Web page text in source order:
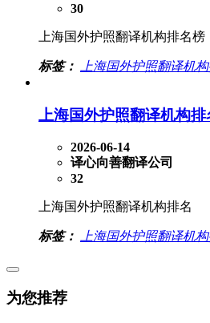
30
上海国外护照翻译机构排名榜
标签： 上海国外护照翻译机
上海国外护照翻译机构排
2026-06-14
译心向善翻译公司
32
上海国外护照翻译机构排名
标签： 上海国外护照翻译机
为您推荐